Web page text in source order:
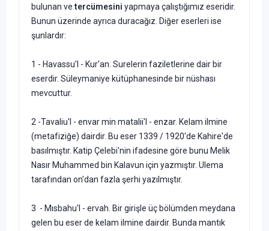
bulunan vetercümesini yapmaya çalıştığımız eseridir.
Bunun üzerinde ayrıca duracağız. Diğer eserleri ise
şunlardır:
1 - Havassu'l - Kur'an. Surelerin faziletlerine dair bir
eserdir. Süleymaniye kütüphanesinde bir nüshası
mevcuttur.
2 -Tavaliu'l - envar min matalii'l - enzar. Kelam ilmine
(metafiziğe) dairdir. Bu eser 1339 / 1920'de Kahire'de
basılmıştır. Katip Çelebi'nin ifadesine göre bunu Melik
Nasır Muhammed bin Kalavun için yazmıştır. Ulema
tarafından on'dan fazla şerhi yazılmıştır.
3 - Mısbahu'l - ervah. Bir girişle üç bölümden meydana
gelen bu eser de kelam ilmine dairdir. Bunda mantık